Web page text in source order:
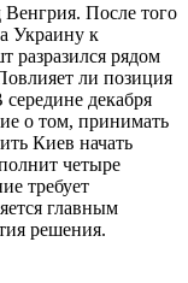
После того
Украину к
разразился рядом
ли позиция
декабря
о том, принимать
Киев начать
четыре
требует
главным
решения.